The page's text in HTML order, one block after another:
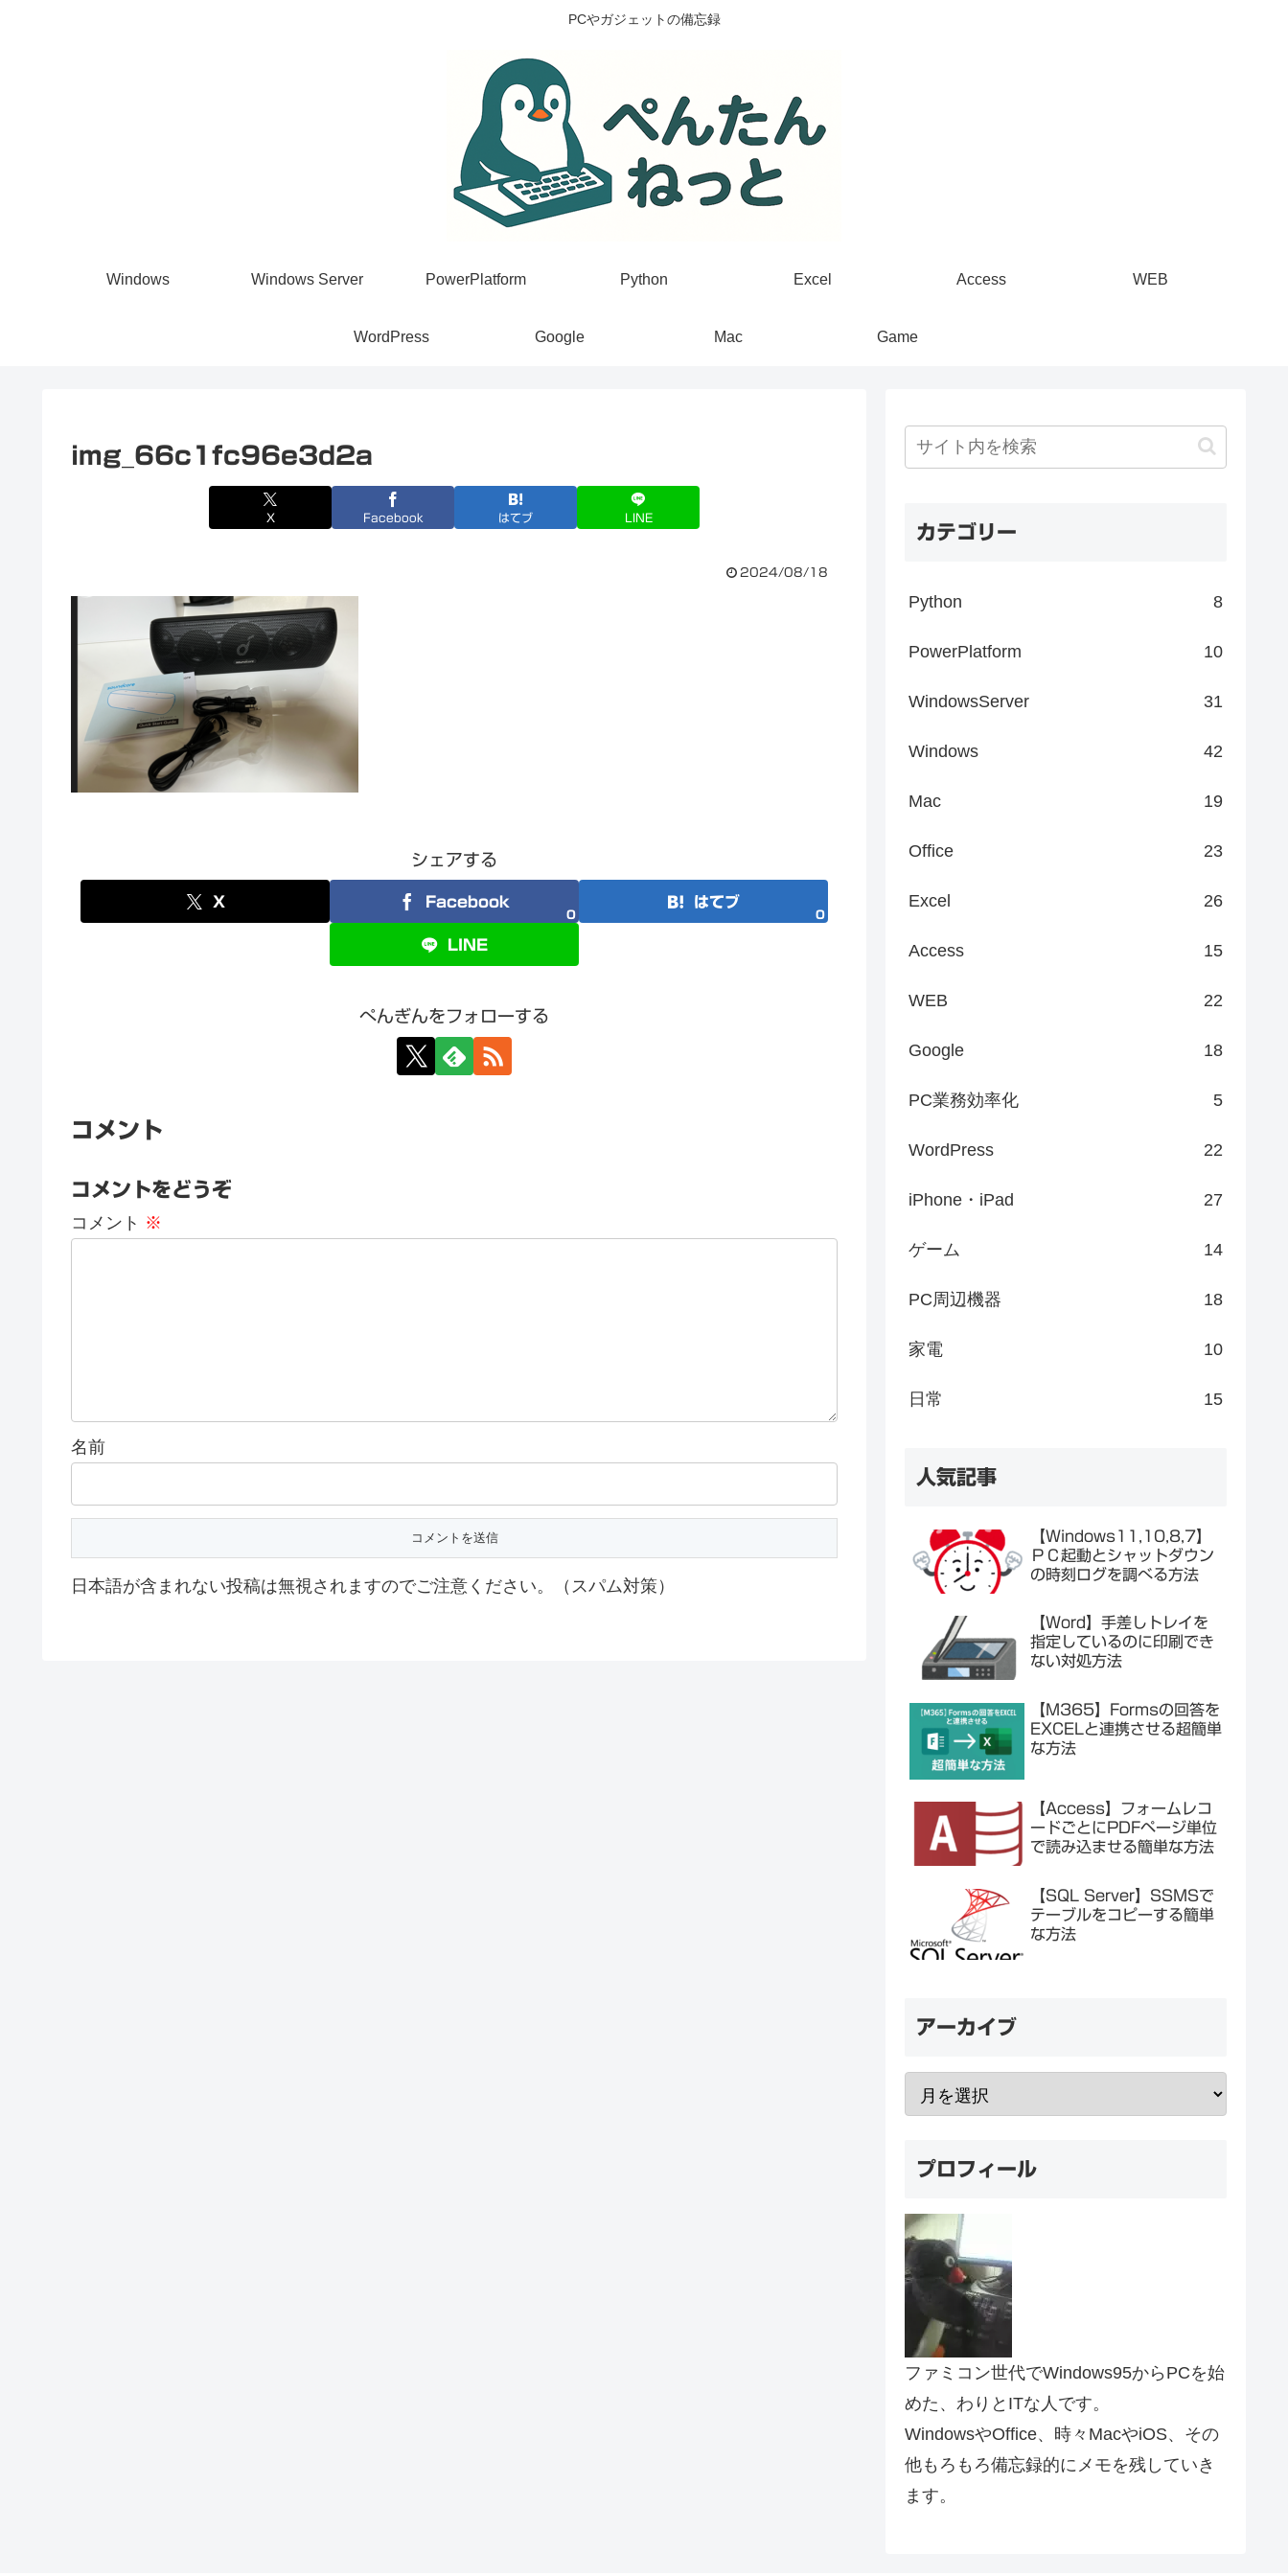
PCやガジェットの備忘録
Windows Windows Server PowerPlatform Python Excel Access WEB
WordPress Google Mac Game
img_66c1fc96e3d2a
X Facebook はてブ LINE
2024/08/18
シェアする
X Facebook
0
はてブ
0
LINE
ぺんぎんをフォローする
コメント
コメントをどうぞ
コメント ※
名前
日本語が含まれない投稿は無視されますのでご注意ください。（スパム対策）
カテゴリー
Python 8
PowerPlatform 10
WindowsServer 31
Windows 42
Mac 19
Office 23
Excel 26
Access 15
WEB 22
Google 18
PC業務効率化 5
WordPress 22
iPhone・iPad 27
ゲーム 14
PC周辺機器 18
家電 10
日常 15
人気記事
【Windows11,10,8,7】
ＰＣ起動とシャットダウン
の時刻ログを調べる方法
【Word】手差しトレイを
指定しているのに印刷でき
ない対処方法
【M365】Formsの回答を
EXCELと連携させる超簡単
な方法
【Access】フォームレコ
ードごとにPDFページ単位
で読み込ませる簡単な方法
【SQL Server】SSMSで
テーブルをコピーする簡単
な方法
アーカイブ
プロフィール
ファミコン世代でWindows95からPCを始
めた、わりとITな人です。
WindowsやOffice、時々MacやiOS、その
他もろもろ備忘録的にメモを残していき
ます。